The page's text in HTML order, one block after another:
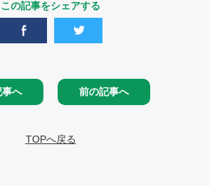
この記事をシェアする
事へ 前の記事へ
TOPへ戻る